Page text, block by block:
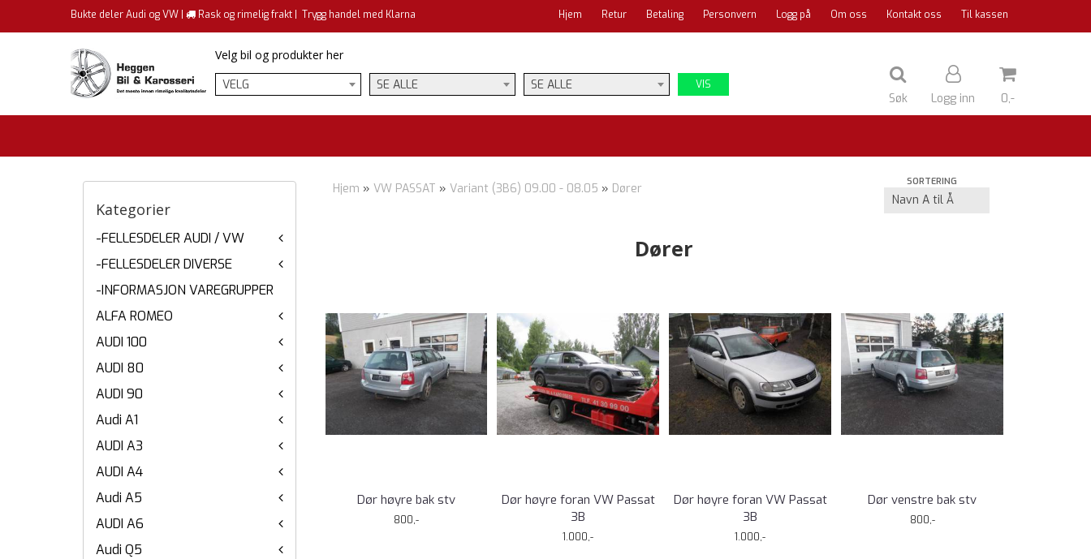
Bukte deler Audi og VW | Rask og rimelig frakt | Trygg handel med Klarna Hjem Retur Betaling Personvern Logg på Om oss Kontakt oss Til kassen
Velg bil og produkter her
VELG
SE ALLE SE ALLE VIS
Søk Logg inn 0,-
Kategorier
-FELLESDELER AUDI / VW
-FELLESDELER DIVERSE
-INFORMASJON VAREGRUPPER
ALFA ROMEO
AUDI 100
AUDI 80
AUDI 90
Audi A1
AUDI A3
AUDI A4
Audi A5
AUDI A6
Audi Q5
Hjem » VW PASSAT » Variant (3B6) 09.00 - 08.05 » Dører SORTERING
Dører
Dør høyre bak stv
800,-
Dør høyre foran VW Passat
3B
1.000,-
Dør høyre foran VW Passat
3B
1.000,-
Dør venstre bak stv
800,-